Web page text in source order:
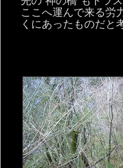
ここへ運んで来る労
くにあったものだと